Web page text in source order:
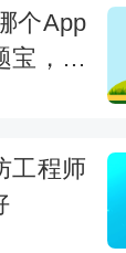
个App
宝，一
荐
工程师